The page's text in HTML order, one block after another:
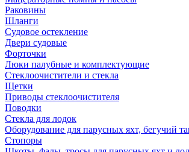
Раковины
Шланги
Судовое остекление
Двери судовые
Форточки
Люки палубные и комплектующие
Стеклоочистители и стекла
Щетки
Приводы стеклоочистителя
Поводки
Стекла для лодок
Оборудование для парусных яхт, бегучий
Стопоры